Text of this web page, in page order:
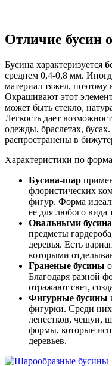
Отличие бусин
Бусина характеризуется
среднем 0,4-0,8 мм.
материал тяжел, поэтому
Окрашивают этот
может быть стекло,
Легкость дает
одежды, браслетах,
распространены в
Характеристики по
Бусина-шар
флористических
фигур. Форма
ее для любого вида
Овальными
предметы
деревья. Есть
которыми
Граненые бусины
Благодаря разной
отражают свет,
Фигурные бусины
фигурки. Среди
лепестков, чешуи,
формы, которые
деревьев.